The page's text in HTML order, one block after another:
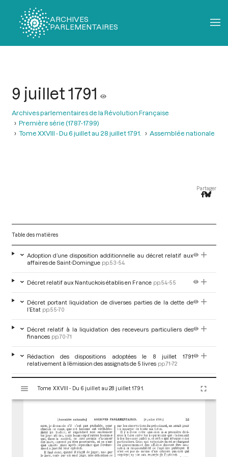
ARCHIVES
PARLEMENTAIRES
9 juillet 1791
Archives parlementaires de la Révolution Française
Première série (1787-1799)
Tome XXVIII - Du 6 juillet au 28 juillet 1791.
Assemblée nationale
Partager
Table des matières
Adoption d’une disposition additionnelle au décret relatif aux
affaires de Saint-Domingue pp.53-54
Décret relatif aux Nantuckois établis en France pp.54-55
Décret portant liquidation de diverses parties de la dette de
l’Etat pp.55-70
Décret relatif à la liquidation des receveurs particuliers des
finances pp.70-71
Rédaction des dispositions adoptées le 8 juillet 1791
relativement à l’émission des assignats de 5 livres pp.71-72
Projet de décret sur les émigrants p.73
Discussion du projet de décret sur les émigrants pp.73-86
Adoption d’un décret concernant les émigrants pp.86-87
s
Tome XXVIII - Du 6 juillet au 28 juillet 1791.